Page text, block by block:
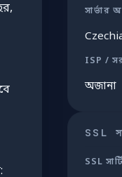
সার্ভার
ISP /
অজানা
SSL
SSL